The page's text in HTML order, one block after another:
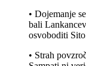
• Dojemanje
bali
osvoboditi
• Strah